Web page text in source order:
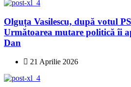
Olguța Vasilescu, după votul
Următoarea mutare politică îi
Dan
21 Aprilie 2026